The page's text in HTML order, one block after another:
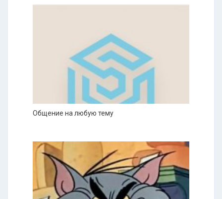
Общение на любую тему